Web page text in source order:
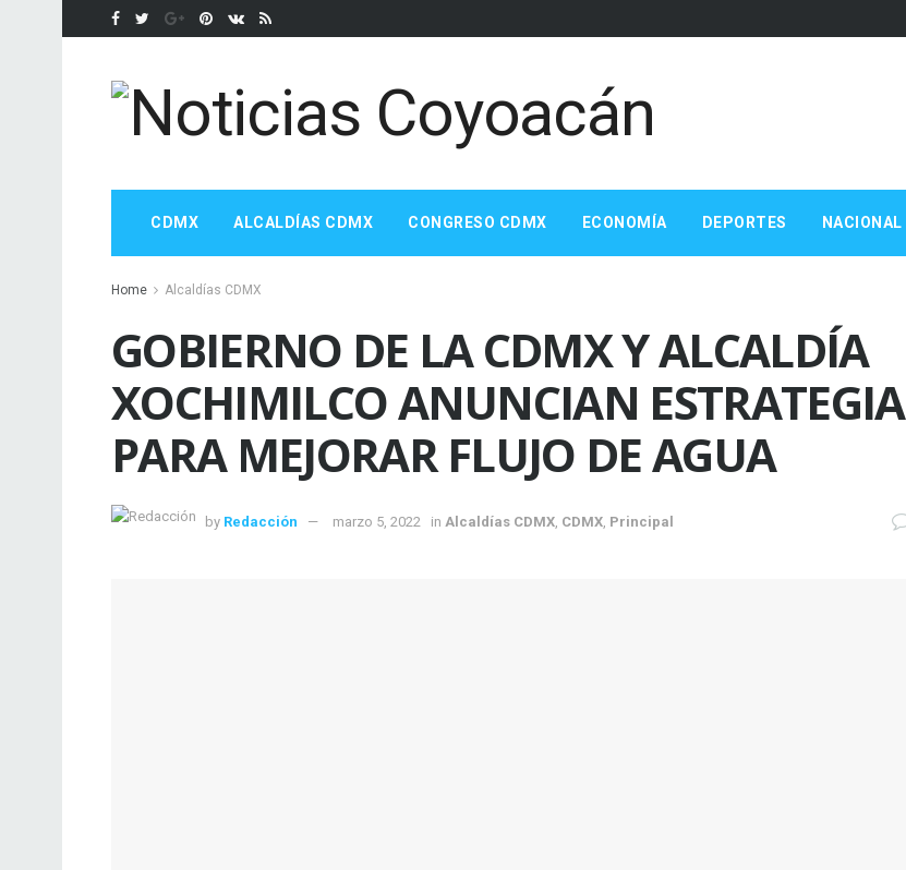
CDMX ALCALDÍAS CDMX CONGRESO CDMX ECONOMÍA DEPORTES NACIONAL
Home Alcaldías CDMX
GOBIERNO DE LA CDMX Y ALCALDÍA
XOCHIMILCO ANUNCIAN ESTRATEGIA
PARA MEJORAR FLUJO DE AGUA
by Redacción marzo 5, 2022 in Alcaldías CDMX CDMX Principal